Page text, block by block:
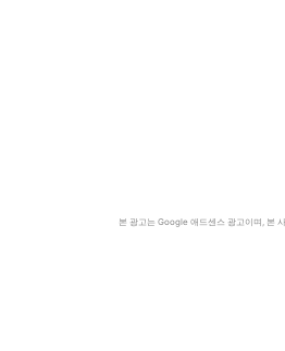
본 광고는 Google 애드센스 광고이며, 본